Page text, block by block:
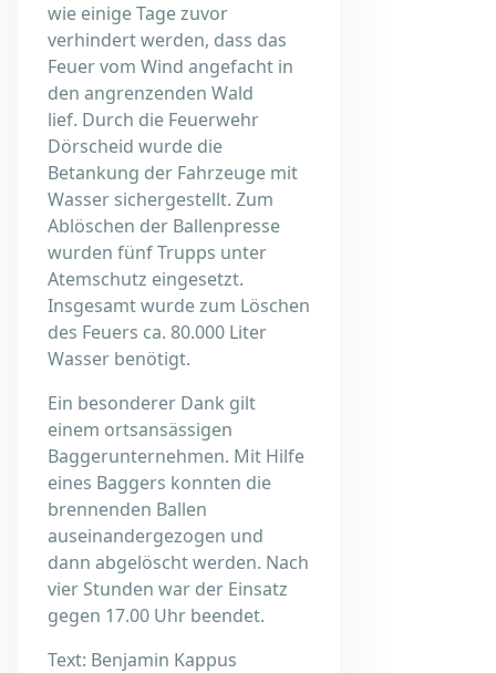
wie einige Tage zuvor
verhindert werden, dass das
Feuer vom Wind angefacht in
den angrenzenden Wald
lief. Durch die Feuerwehr
Dörscheid wurde die
Betankung der Fahrzeuge mit
Wasser sichergestellt. Zum
Ablöschen der Ballenpresse
wurden fünf Trupps unter
Atemschutz eingesetzt.
Insgesamt wurde zum Löschen
des Feuers ca. 80.000 Liter
Wasser benötigt.
Ein besonderer Dank gilt
einem ortsansässigen
Baggerunternehmen. Mit Hilfe
eines Baggers konnten die
brennenden Ballen
auseinandergezogen und
dann abgelöscht werden. Nach
vier Stunden war der Einsatz
gegen 17.00 Uhr beendet.
Text: Benjamin Kappus